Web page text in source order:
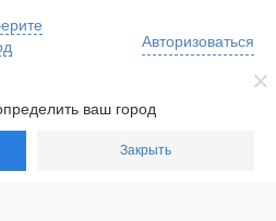
ваш город
Закрыть
Авторизоваться